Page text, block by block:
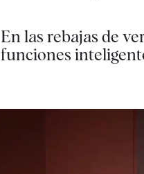
En las rebajas de
funciones